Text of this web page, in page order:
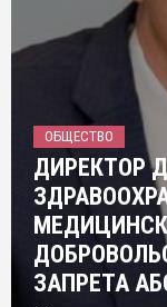
ОБЩЕСТВО
ДИРЕКТОР
ЗАПРЕТА